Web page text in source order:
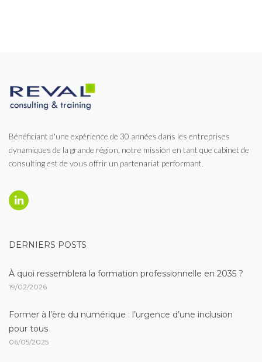
Bénéficiant d'une expérience de 30 années dans les entreprises
dynamiques de la grande région, notre mission en tant que cabinet de
consulting est de vous offrir un partenariat performant.
DERNIERS POSTS
À quoi ressemblera la formation professionnelle en 2035 ?
19/02/2026
Former à l’ère du numérique : l’urgence d’une inclusion
pour tous
06/05/2025